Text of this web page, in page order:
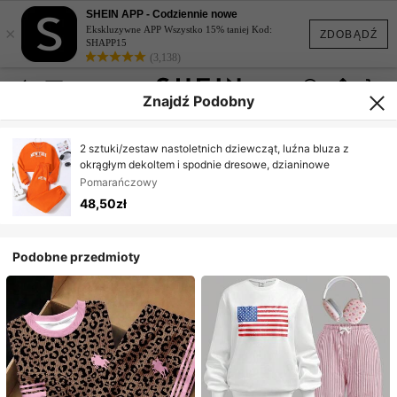
ZDOBĄDŹ
×
SHEIN APP - Codziennie nowe
Ekskluzywne APP Wszystko 15% taniej Kod:
SHAPP15
(3,138)
Znajdź Podobny
2 sztuki/zestaw nastoletnich dziewcząt, luźna bluza z
okrągłym dekoltem i spodnie dresowe, dzianinowe
Pomarańczowy
48,50zł
Podobne przedmioty